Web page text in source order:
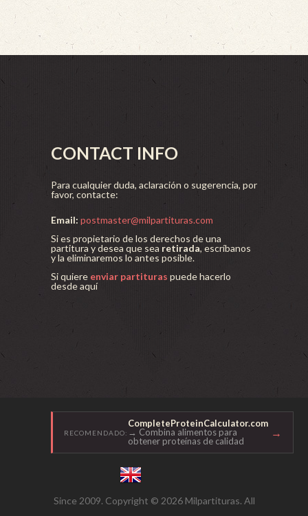
CONTACT INFO
Para cualquier duda, aclaración o sugerencia, por
favor, contacte:
Email: postmaster@milpartituras.com
Si es propietario de los derechos de una
partitura y desea que sea retirada, escríbanos
y la eliminaremos lo antes posible.
Si quiere enviar partituras puede hacerlo
desde aquí
RECOMENDADO:
CompleteProteinCalculator.com
→ Combina alimentos para
obtener proteínas de calidad
→
Since 2009. Copyright © 2026 Milpartituras. All